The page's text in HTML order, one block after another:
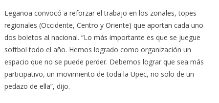
Legañoa convocó a reforzar el trabajo en los zonales, topes
regionales (Occidente, Centro y Oriente) que aportan cada uno
dos boletos al nacional. “Lo más importante es que se juegue
softbol todo el año. Hemos logrado como organización un
espacio que no se puede perder. Debemos lograr que sea más
participativo, un movimiento de toda la Upec, no solo de un
pedazo de ella”, dijo.